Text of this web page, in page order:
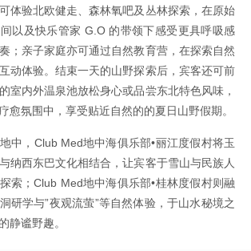
体验北欧健走、森林氧吧及丛林探索，在原始
以及快乐管家 G.O 的带领下感受更具呼吸感
；亲子家庭亦可通过自然教育营，在探索自然
动体验。结束一天的山野探索后，宾客还可前
室内外温泉池放松身心或品尝东北特色风味，
愈氛围中，享受贴近自然的的夏日山野假期。
中，Club Med地中海俱乐部•丽江度假村将玉
纳西东巴文化相结合，让宾客于雪山与民族人
索；Club Med地中海俱乐部•桂林度假村则融
研学与”夜观流萤”等自然体验，于山水秘境之
静谧野趣。